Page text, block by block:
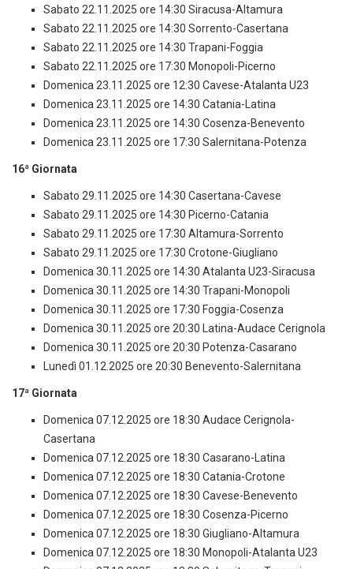
Sabato 22.11.2025 ore 14:30 Siracusa-Altamura
Sabato 22.11.2025 ore 14:30 Sorrento-Casertana
Sabato 22.11.2025 ore 14:30 Trapani-Foggia
Sabato 22.11.2025 ore 17:30 Monopoli-Picerno
Domenica 23.11.2025 ore 12:30 Cavese-Atalanta U23
Domenica 23.11.2025 ore 14:30 Catania-Latina
Domenica 23.11.2025 ore 14:30 Cosenza-Benevento
Domenica 23.11.2025 ore 17:30 Salernitana-Potenza
16ª Giornata
Sabato 29.11.2025 ore 14:30 Casertana-Cavese
Sabato 29.11.2025 ore 14:30 Picerno-Catania
Sabato 29.11.2025 ore 17:30 Altamura-Sorrento
Sabato 29.11.2025 ore 17:30 Crotone-Giugliano
Domenica 30.11.2025 ore 14:30 Atalanta U23-Siracusa
Domenica 30.11.2025 ore 14:30 Trapani-Monopoli
Domenica 30.11.2025 ore 17:30 Foggia-Cosenza
Domenica 30.11.2025 ore 20:30 Latina-Audace Cerignola
Domenica 30.11.2025 ore 20:30 Potenza-Casarano
Lunedì 01.12.2025 ore 20:30 Benevento-Salernitana
17ª Giornata
Domenica 07.12.2025 ore 18:30 Audace Cerignola-
Casertana
Domenica 07.12.2025 ore 18:30 Casarano-Latina
Domenica 07.12.2025 ore 18:30 Catania-Crotone
Domenica 07.12.2025 ore 18:30 Cavese-Benevento
Domenica 07.12.2025 ore 18:30 Cosenza-Picerno
Domenica 07.12.2025 ore 18:30 Giugliano-Altamura
Domenica 07.12.2025 ore 18:30 Monopoli-Atalanta U23